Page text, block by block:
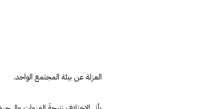
العزلة عن بيئة المجتمع الواحد.